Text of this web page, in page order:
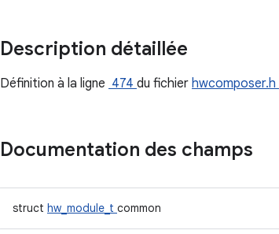
Description détaillée
Définition à la ligne 474 du fichier hwcomposer.h
Documentation des champs
struct hw_module_t common